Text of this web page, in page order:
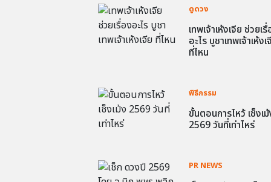
ดูดวง
เทพเจ้าเห้งเจีย ช่วยเ
อะไร บูชาเทพเจ้าเห้งเ
ที่ไหน
พิธีกรรม
ขั้นตอนการไหว้ เช็งเ
2569 วันที่เท่าไหร่
PR NEWS